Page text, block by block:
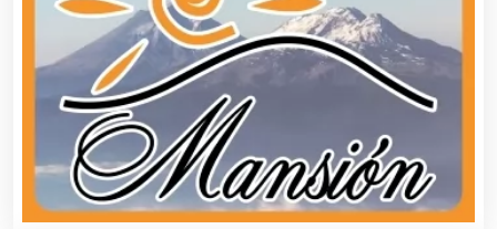
Asesoría Fiscal
Asilos
Asociaciones Civiles